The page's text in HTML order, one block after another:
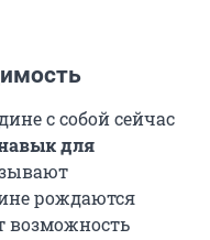
с собой сейчас
для
рождаются
возможность